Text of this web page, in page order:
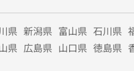
県 新潟県 富山県 石川県
県 広島県 山口県 徳島県